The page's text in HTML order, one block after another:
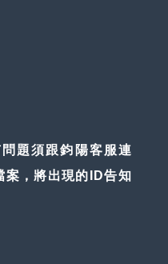
題須跟鈞陽客服連
案，將出現的ID告知